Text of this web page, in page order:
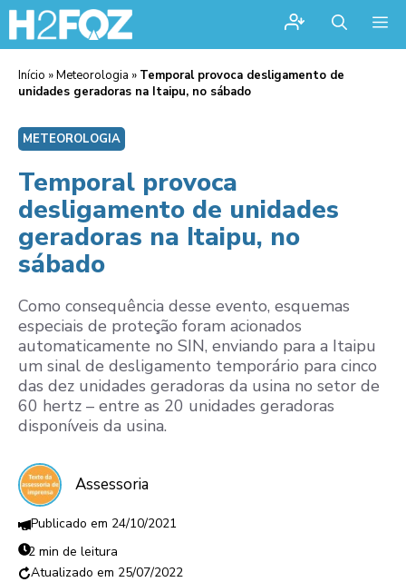
Início »Meteorologia » Temporal provoca desligamento de
unidades geradoras na Itaipu, no sábado
METEOROLOGIA
Temporal provoca
desligamento de unidades
geradoras na Itaipu, no
sábado
Como consequência desse evento, esquemas
especiais de proteção foram acionados
automaticamente no SIN, enviando para a Itaipu
um sinal de desligamento temporário para cinco
das dez unidades geradoras da usina no setor de
60 hertz – entre as 20 unidades geradoras
disponíveis da usina.
Assessoria
24/10/2021
2 min de leitura
25/07/2022